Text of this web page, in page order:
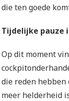
die ten goede
Tijdelijke pauze
Op dit moment
die reden
meer helderheid